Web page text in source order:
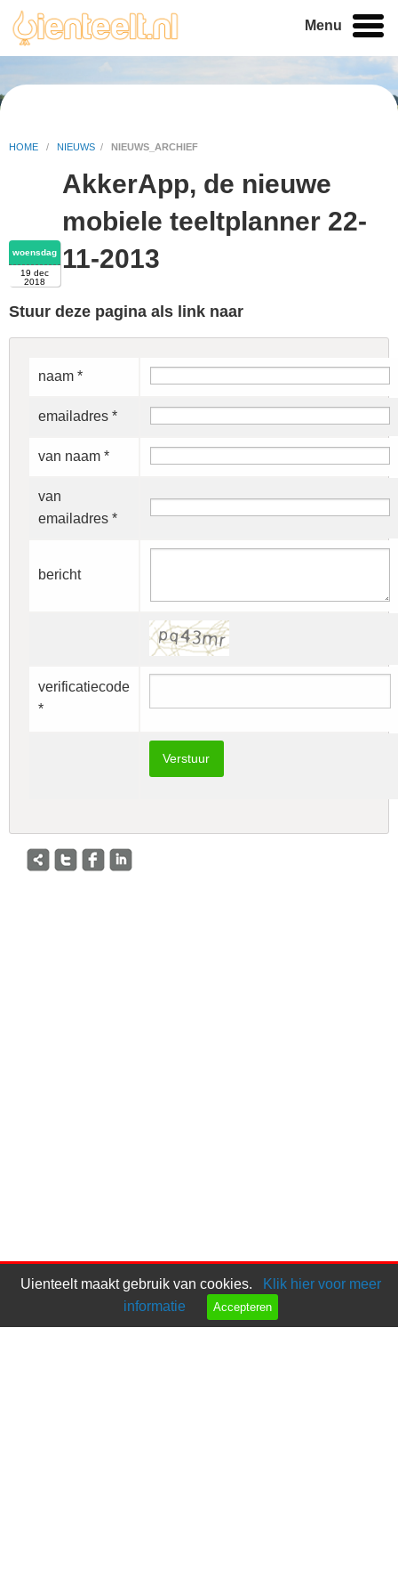
Menu
HOME / NIEUWS / NIEUWS_ARCHIEF
AkkerApp, de nieuwe
mobiele teeltplanner 22-
11-2013
woensdag
19 dec
2018
Stuur deze pagina als link naar
naam *
emailadres *
van naam *
van
emailadres *
bericht
verificatiecode
*
Uienteelt maakt gebruik van cookies.
Klik hier voor meer
informatie
Accepteren